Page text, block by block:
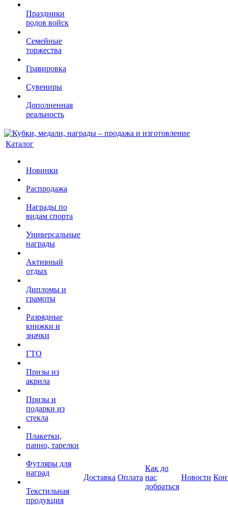
Праздники
родов войск
Семейные
торжества
Гравировка
Сувениры
Дополненная
реальность
Каталог
Новинки
Распродажа
Награды по
видам спорта
Универсальные
награды
Активный
отдых
Дипломы и
грамоты
Разрядные
книжки и
значки
ГТО
Призы из
акрила
Призы и
подарки из
стекла
Плакетки,
панно, тарелки
Футляры для
наград
Текстильная
продукция
Доставка Оплата
Как до
нас
добраться
Новости